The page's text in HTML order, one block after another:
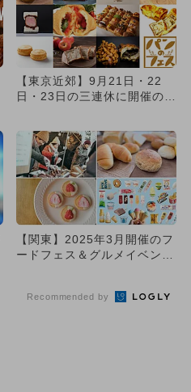
【東京近郊】9月21日・22
日・23日の三連休に開催のグ
【関東】2025年3月開催のフ
ードフェス＆グルメイベント
Recommended by